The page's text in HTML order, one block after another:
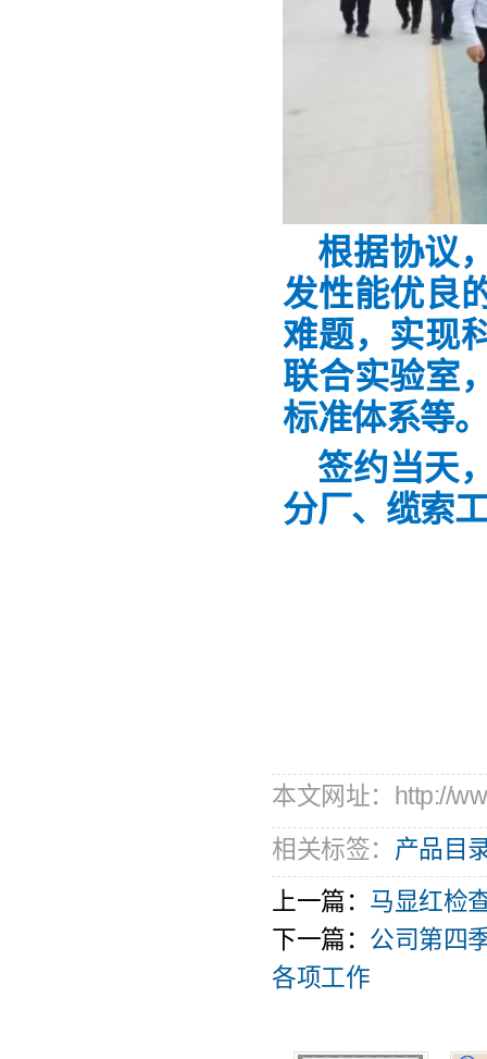
根据协议
发性能优良
难题，实现
联合实验室
标准体系等
签约当天
分厂、缆索
本文网址：http://
相关标签： 产品目
上一篇： 马显红检
下一篇： 公司第四
各项工作